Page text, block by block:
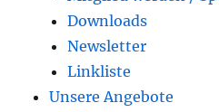
Downloads
Newsletter
Linkliste
Unsere Angebote